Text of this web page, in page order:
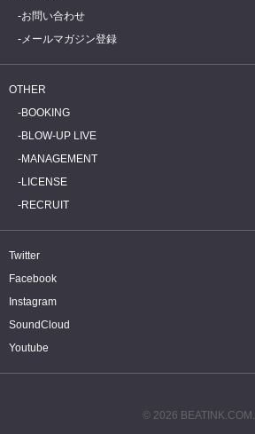
お問い合わせ
メールマガジン登録
OTHER
BOOKING
BLOW-UP LIVE
MANAGEMENT
LICENSE
RECRUIT
Twitter
Facebook
Instagram
SoundCloud
Youtube
© 2026 BEATINK.COM.